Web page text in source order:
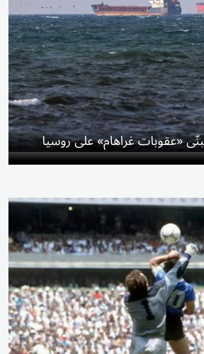
«عقوبات غراهام» على روسيا